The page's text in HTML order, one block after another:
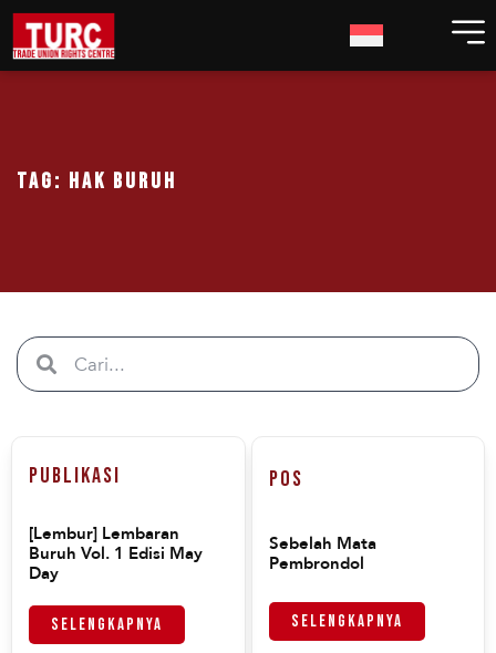
Tag: Hak Buruh
Publikasi
[Lembur] Lembaran
Buruh Vol. 1 Edisi May
Day
Selengkapnya
Pos
Sebelah Mata
Pembrondol
Selengkapnya